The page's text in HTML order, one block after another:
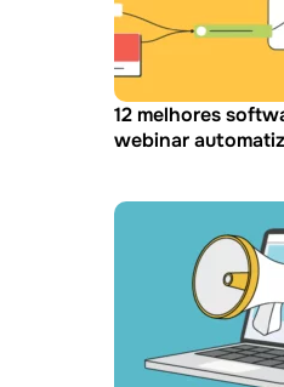
12 melhores
webinar